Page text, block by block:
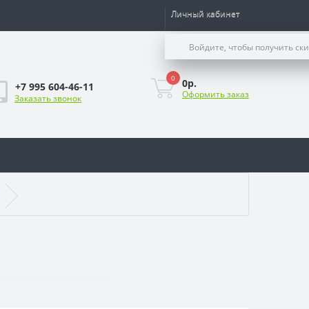
Личный кабинет
Войдите, чтобы получить
+7 995 604-46-11
Заказать звонок
0 0р.
Оформить заказ